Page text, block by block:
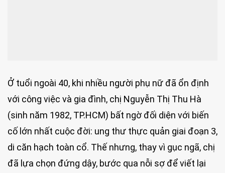
Ở tuổi ngoài 40, khi nhiều người phụ nữ đã ổn định
với công việc và gia đình, chị Nguyễn Thị Thu Hà
(sinh năm 1982, TP.HCM) bất ngờ đối diện với biến
cố lớn nhất cuộc đời: ung thư thực quản giai đoạn 3,
di căn hạch toàn cổ. Thế nhưng, thay vì gục ngã, chị
đã lựa chọn đứng dậy, bước qua nỗi sợ để viết lại